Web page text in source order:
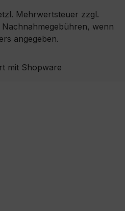
Mehrwertsteuer zzgl.
Nachnahmegebühren, wenn
angegeben.
mit Shopware